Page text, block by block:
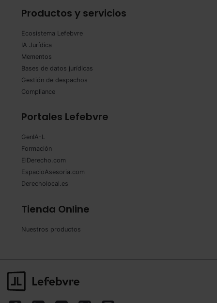
Productos y servicios
Ecosistema Lefebvre
IA Jurídica
Mementos
Bases de datos jurídicas
Gestión de despachos
Compliance
Portales Lefebvre
GenIA-L
Formación
ElDerecho.com
EspacioAsesoria.com
Derecholocal.es
Tienda Online
Nuestros productos